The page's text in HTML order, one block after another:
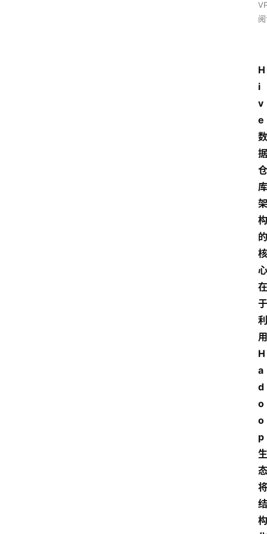
H
i
v
e
数
据
仓
库
架
构
的
核
心
在
于
利
用
H
a
d
o
o
p
生
态
将
结
构